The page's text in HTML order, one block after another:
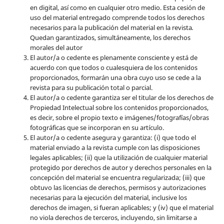
en digital, así como en cualquier otro medio. Esta cesión de
uso del material entregado comprende todos los derechos
necesarios para la publicación del material en la revista.
Quedan garantizados, simultáneamente, los derechos
morales del autor
El autor/a o cedente es plenamente consciente y está de
acuerdo con que todos o cualesquiera de los contenidos
proporcionados, formarán una obra cuyo uso se cede a la
revista para su publicación total o parcial.
El autor/a o cedente garantiza ser el titular de los derechos de
Propiedad Intelectual sobre los contenidos proporcionados,
es decir, sobre el propio texto e imágenes/fotografías/obras
fotográficas que se incorporan en su artículo.
El autor/a o cedente asegura y garantiza: (i) que todo el
material enviado a la revista cumple con las disposiciones
legales aplicables; (ii) que la utilización de cualquier material
protegido por derechos de autor y derechos personales en la
concepción del material se encuentra regularizada; (iii) que
obtuvo las licencias de derechos, permisos y autorizaciones
necesarias para la ejecución del material, inclusive los
derechos de imagen, si fueran aplicables; y (iv) que el material
no viola derechos de terceros, incluyendo, sin limitarse a